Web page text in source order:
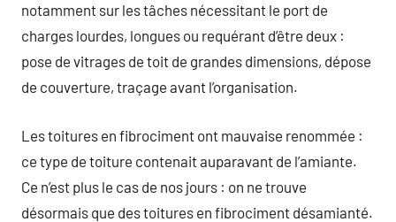
notamment sur les tâches nécessitant le port de
charges lourdes, longues ou requérant d’être deux :
pose de vitrages de toit de grandes dimensions, dépose
de couverture, traçage avant l’organisation.
Les toitures en fibrociment ont mauvaise renommée :
ce type de toiture contenait auparavant de l’amiante.
Ce n’est plus le cas de nos jours : on ne trouve
désormais que des toitures en fibrociment désamianté.